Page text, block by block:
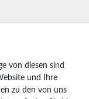
von diesen sind
und Ihre
zu den von uns